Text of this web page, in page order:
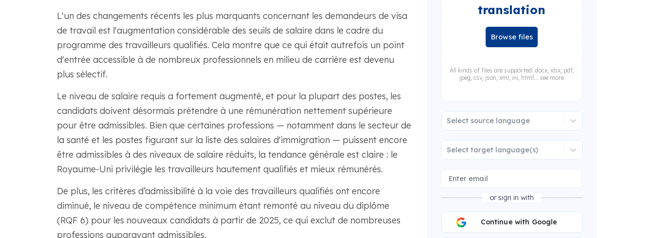
L'un des changements récents les plus marquants concernant les demandeurs de visa
de travail est l'augmentation considérable des seuils de salaire dans le cadre du
programme des travailleurs qualifiés. Cela montre que ce qui était autrefois un point
d'entrée accessible à de nombreux professionnels en milieu de carrière est devenu
plus sélectif.
Le niveau de salaire requis a fortement augmenté, et pour la plupart des postes, les
candidats doivent désormais prétendre à une rémunération nettement supérieure
pour être admissibles. Bien que certaines professions — notamment dans le secteur de
la santé et les postes figurant sur la liste des salaires d'immigration — puissent encore
être admissibles à des niveaux de salaire réduits, la tendance générale est claire : le
Royaume-Uni privilégie les travailleurs hautement qualifiés et mieux rémunérés.
De plus, les critères d’admissibilité à la voie des travailleurs qualifiés ont encore
diminué, le niveau de compétence minimum étant remonté au niveau du diplôme
(RQF 6) pour les nouveaux candidats à partir de 2025, ce qui exclut de nombreuses
professions auparavant admissibles.
translation
Browse files
All kinds of files are supported: docx, xlsx, pdf,
jpeg, csv, json, xml, ini, html... see more
Select source language
Select target language(s)
or sign in with
Continue with Google